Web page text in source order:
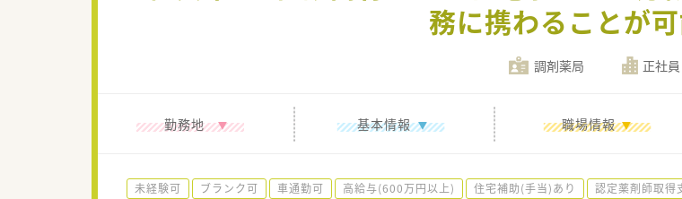
務に携わることが可
調剤薬局 正社員
勤務地 基本情報 職場情報
未経験可 ブランク可 車通勤可 高給与(600万円以上) 住宅補助(手当)あり 認定薬剤師取得